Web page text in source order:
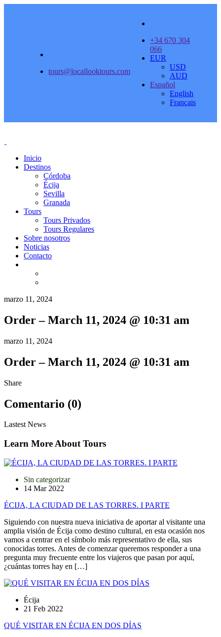
tours@locallooktours.com
+34 670 304
066
EUR
USD
AUD
Español
English
Français
Inicio
Destinos
Córdoba
Écija
Sevilla
Granada
Tours
Tours Privados
Tours Regulares
Sobre nosotros
Noticias
Contacto
marzo 11, 2024
Order – March 11, 2024 @ 10:31 am
marzo 11, 2024
Order – March 11, 2024 @ 10:31 am
Share
Comentario (0)
Lastest News
Learn More About Tours
Sin categorizar
14 Mar 2022
ÉCIJA, LA CIUDAD DE LAS TORRES. I PARTE
Siguiendo con nuestra nueva iniciativa de aportar al visitante una
amplia visión de Écija como destino cultural, en esta ocasión nos
vamos a centrar en el símbolo más representativo de ella, sus
conocidas torres. Antes de comenzar queremos responder a una
pregunta muy frecuente entre los viajeros que pasan por aquí,
¿cuántas torres hay en […]
Écija
21 Feb 2022
QUÉ VISITAR EN ÉCIJA EN DOS DÍAS